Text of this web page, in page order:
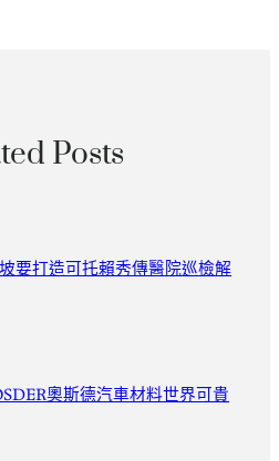
Posts
要打造可托賴秀傳醫院巡檢解
奧斯德汽車材料世界可貴